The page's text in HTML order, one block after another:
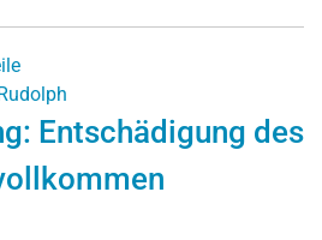
Entschädigung des